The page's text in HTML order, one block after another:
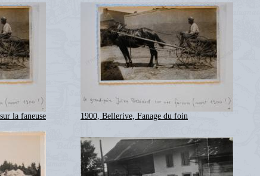
la faneuse 1900, Bellerive, Fanage du foin